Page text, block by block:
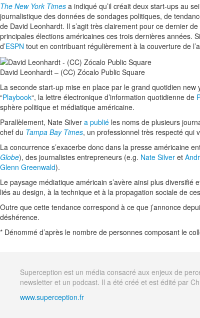
The New York Times a indiqué qu’il créait deux start-ups au
journalistique des données de sondages politiques, de
de David Leonhardt. Il s’agit très clairement pour ce dernier
principales élections américaines ces trois dernières années.
d’ESPN tout en contribuant régulièrement à la couverture de
David Leonhardt – (CC) Zócalo Public Square
La seconde start-up mise en place par le grand quotidien new
“Playbook“, la lettre électronique d’information quotidienne de
sphère politique et médiatique américaine.
Parallèlement, Nate Silver a publié les noms de plusieurs
chef du Tampa Bay Times, un professionnel très respecté qui
La concurrence s’exacerbe donc dans la presse américaine
Globe), des journalistes entrepreneurs (e.g. Nate Silver et
Glenn Greenwald).
Le paysage médiatique américain s’avère ainsi plus
liés au design, à la technique et à la propagation sociale de
Outre que cette tendance correspond à ce que j’annonce
déshérence.
* Dénommé d’après le nombre de personnes composant le
Superception est un média consacré aux enjeux de
newsletter et un podcast. Il a été créé et est édité par
www.superception.fr